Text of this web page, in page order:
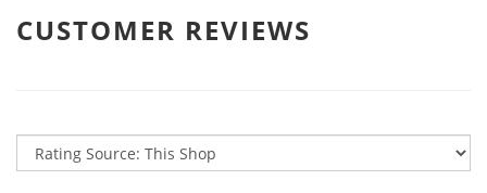
CUSTOMER REVIEWS